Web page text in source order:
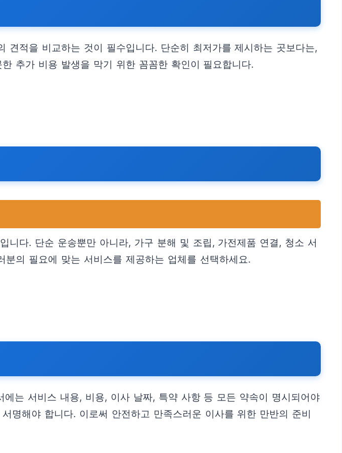
적을 비교하는 것이 필수입니다. 단순히 최저가를 제시하는 곳보다는,
추가 비용 발생을 막기 위한 꼼꼼한 확인이 필요합니다.
니다. 단순 운송뿐만 아니라, 가구 분해 및 조립, 가전제품 연결, 청소 서
의 필요에 맞는 서비스를 제공하는 업체를 선택하세요.
는 서비스 내용, 비용, 이사 날짜, 특약 사항 등 모든 약속이 명시되어야
명해야 합니다. 이로써 안전하고 만족스러운 이사를 위한 만반의 준비